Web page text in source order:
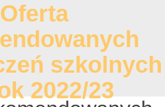
Oferta
szkolnych
2022/23